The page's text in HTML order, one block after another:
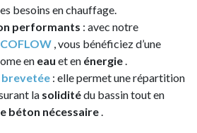
besoins en chauffage.
performants : avec notre
, vous bénéficiez d’une
en eau et en énergie.
: elle permet une répartition
la soliditédu bassin tout en
béton nécessaire.